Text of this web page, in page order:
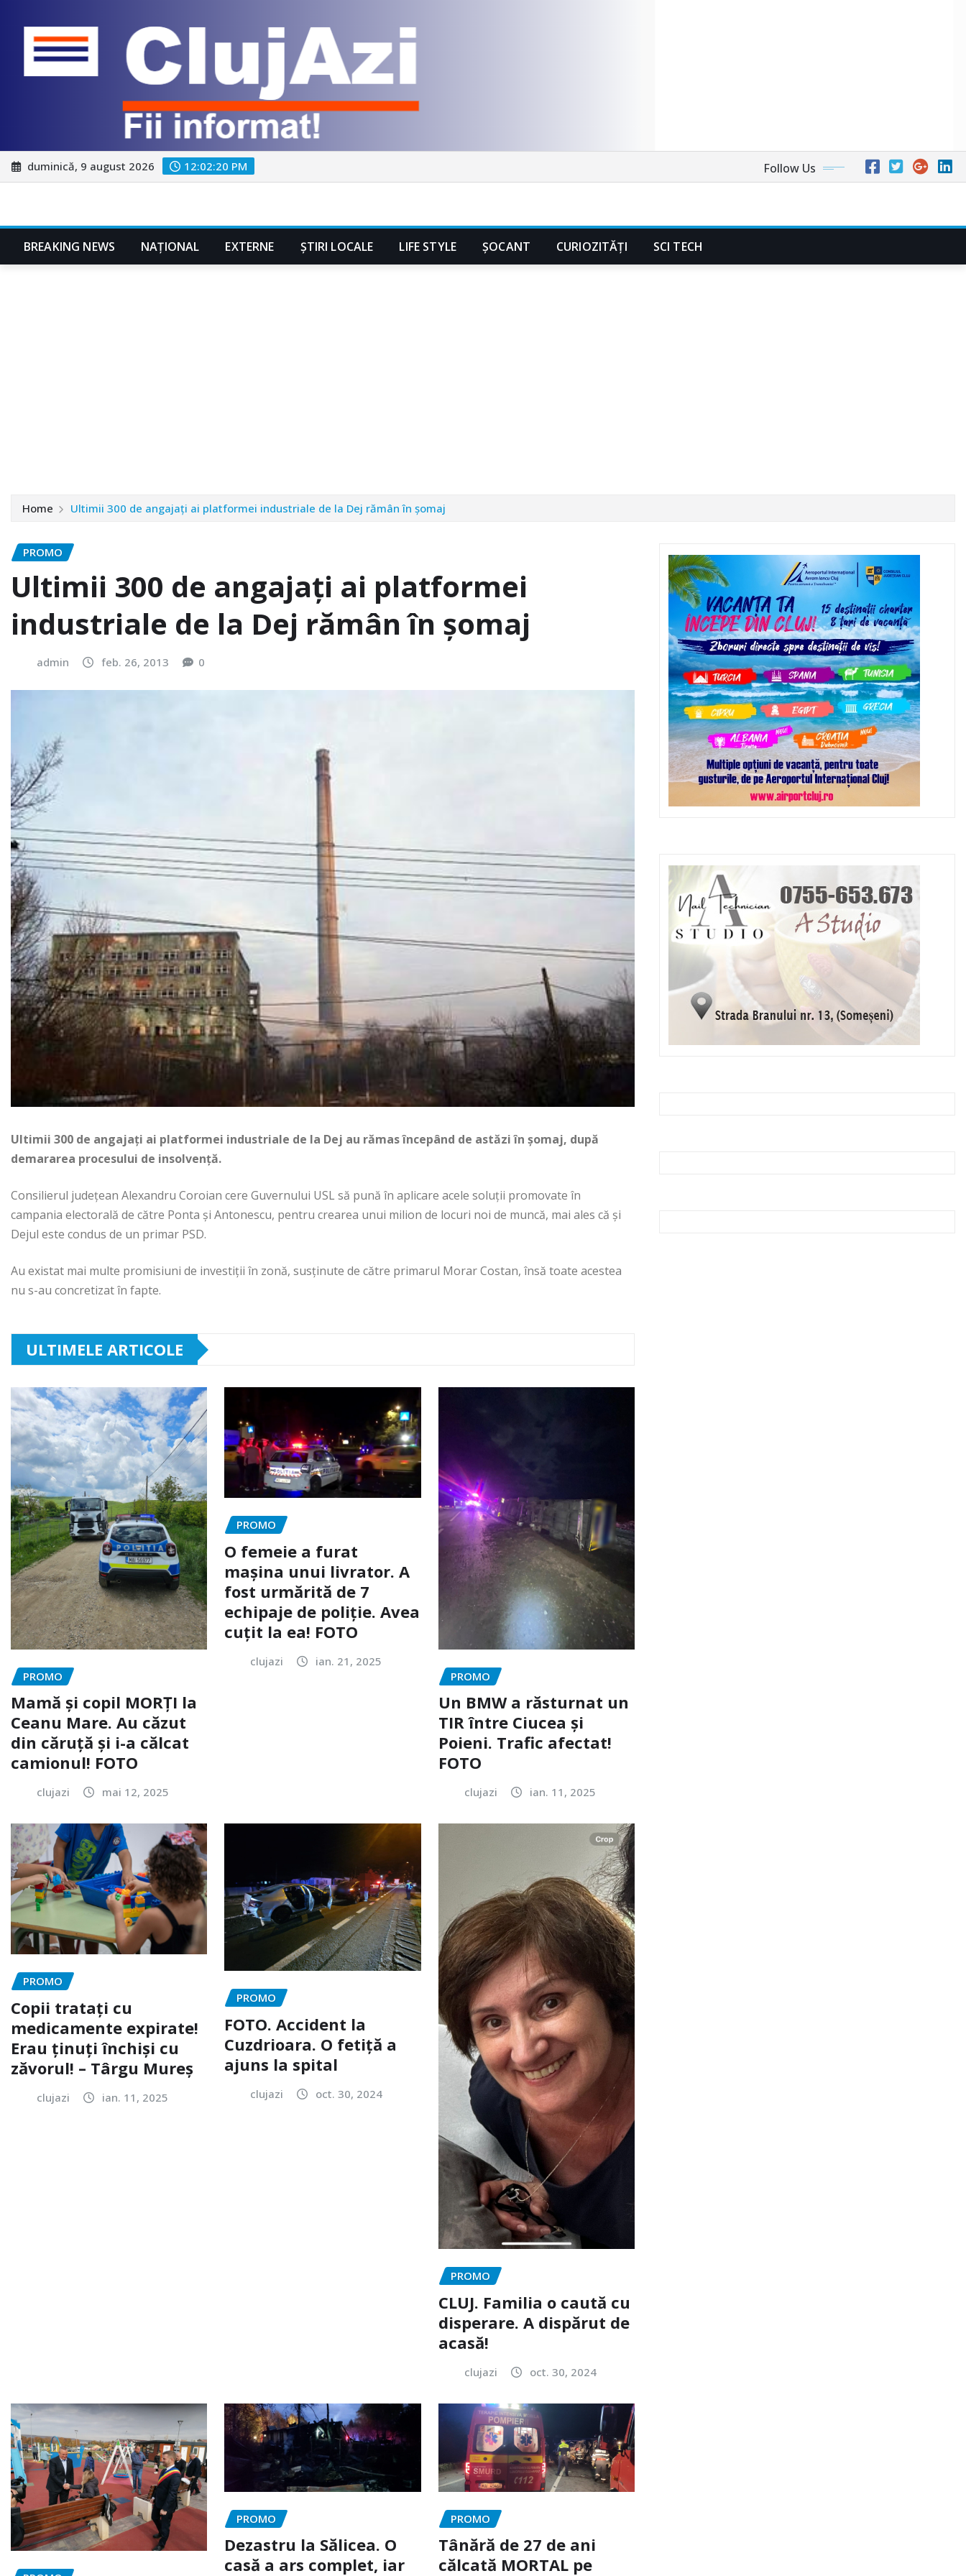
Skip
to
duminică, 9 august 2026 12:02:22 PM Follow Us
BREAKING NEWS NAŢIONAL EXTERNE ȘTIRI LOCALE LIFE STYLE ȘOCANT CURIOZITĂȚI SCI TECH
Home Ultimii 300 de angajați ai platformei industriale de la Dej rămân în șomaj
PROMO
Ultimii 300 de angajați ai platformei
industriale de la Dej rămân în șomaj
admin feb. 26, 2013 0
Ultimii 300 de angajați ai platformei industriale de la Dej au rămas începând de astăzi în șomaj, după
demararea procesului de insolvență.
Consilierul județean Alexandru Coroian cere Guvernului USL să pună în aplicare acele soluții promovate în
campania electorală de către Ponta și Antonescu, pentru crearea unui milion de locuri noi de muncă, mai ales că și
Dejul este condus de un primar PSD.
Au existat mai multe promisiuni de investiții în zonă, susținute de către primarul Morar Costan, însă toate acestea
nu s-au concretizat în fapte.
ULTIMELE ARTICOLE
PROMO
Mamă și copil MORȚI la
Ceanu Mare. Au căzut
din căruță și i-a călcat
camionul! FOTO
clujazi mai 12, 2025
PROMO
O femeie a furat
mașina unui livrator. A
fost urmărită de 7
echipaje de poliție. Avea
cuțit la ea! FOTO
clujazi
ian. 21, 2025
PROMO
Un BMW a răsturnat un
TIR între Ciucea și
Poieni. Trafic afectat!
FOTO
clujazi ian. 11, 2025
PROMO
Copii tratați cu
medicamente expirate!
Erau ținuți închiși cu
zăvorul! – Târgu Mureș
clujazi ian. 11, 2025
PROMO
FOTO. Accident la
Cuzdrioara. O fetiță a
ajuns la spital
clujazi oct. 30, 2024
PROMO
CLUJ. Familia o caută cu
disperare. A dispărut de
acasă!
clujazi oct. 30, 2024
PROMO
Dezastru la Sălicea. O
casă a ars complet, iar
PROMO
Tânără de 27 de ani
călcată MORTAL pe